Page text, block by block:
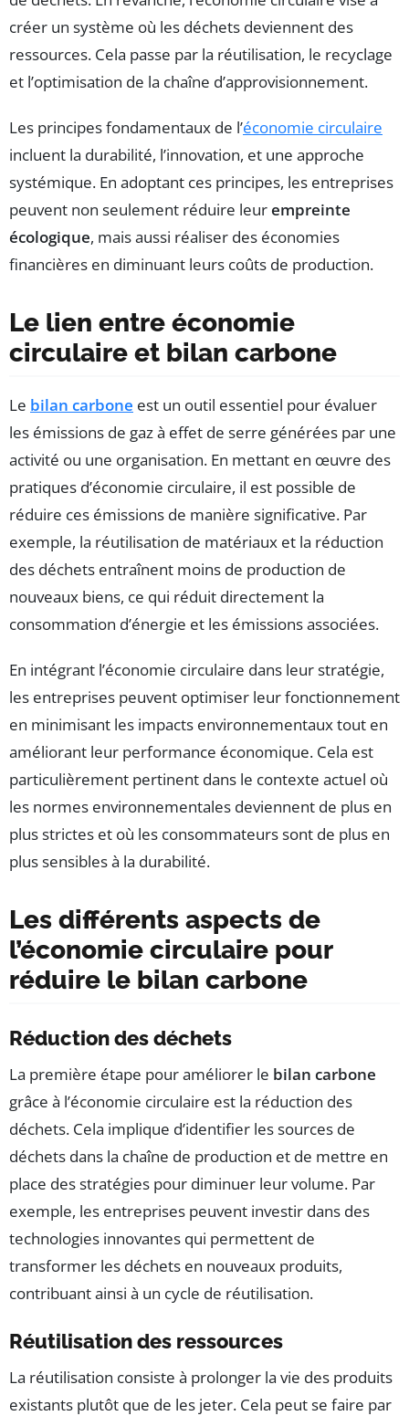
créer un système où les déchets deviennent des
ressources. Cela passe par la réutilisation, le recyclage
et l’optimisation de la chaîne d’approvisionnement.
Les principes fondamentaux de l’économie circulaire
incluent la durabilité, l’innovation, et une approche
systémique. En adoptant ces principes, les entreprises
peuvent non seulement réduire leurempreinte
écologique, mais aussi réaliser des économies
financières en diminuant leurs coûts de production.
Le lien entre économie
circulaire et bilan carbone
Le bilan carbone est un outil essentiel pour évaluer
les émissions de gaz à effet de serre générées par une
activité ou une organisation. En mettant en œuvre des
pratiques d’économie circulaire, il est possible de
réduire ces émissions de manière significative. Par
exemple, la réutilisation de matériaux et la réduction
des déchets entraînent moins de production de
nouveaux biens, ce qui réduit directement la
consommation d’énergie et les émissions associées.
En intégrant l’économie circulaire dans leur stratégie,
les entreprises peuvent optimiser leur fonctionnement
en minimisant les impacts environnementaux tout en
améliorant leur performance économique. Cela est
particulièrement pertinent dans le contexte actuel où
les normes environnementales deviennent de plus en
plus strictes et où les consommateurs sont de plus en
plus sensibles à la durabilité.
Les différents aspects de
l’économie circulaire pour
réduire le bilan carbone
Réduction des déchets
La première étape pour améliorer le bilan carbone
grâce à l’économie circulaire est la réduction des
déchets. Cela implique d’identifier les sources de
déchets dans la chaîne de production et de mettre en
place des stratégies pour diminuer leur volume. Par
exemple, les entreprises peuvent investir dans des
technologies innovantes qui permettent de
transformer les déchets en nouveaux produits,
contribuant ainsi à un cycle de réutilisation.
Réutilisation des ressources
La réutilisation consiste à prolonger la vie des produits
existants plutôt que de les jeter. Cela peut se faire par